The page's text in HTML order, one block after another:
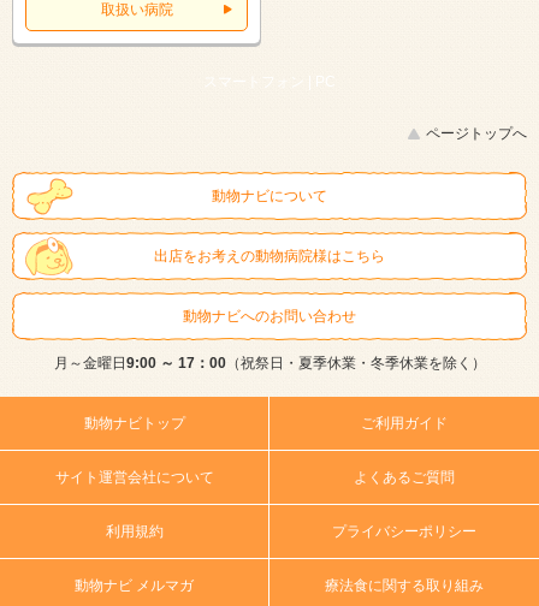
取扱い病院
スマートフォン | PC
ページトップへ
動物ナビについて
出店をお考えの動物病院様はこちら
動物ナビへのお問い合わせ
月～金曜日 9:00 ～ 17：00（祝祭日・夏季休業・冬季休業を除く）
動物ナビトップ ご利用ガイド
サイト運営会社について よくあるご質問
利用規約 プライバシーポリシー
動物ナビ メルマガ 療法食に関する取り組み